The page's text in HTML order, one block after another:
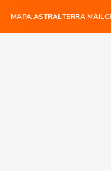
MAPA ASTRALTERRA MAIL